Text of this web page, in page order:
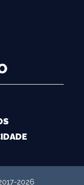
2026